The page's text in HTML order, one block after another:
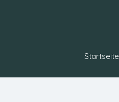
Startseite